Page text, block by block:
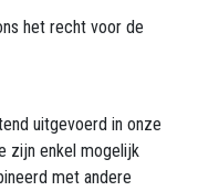
het recht voor de
uitgevoerd in onze
zijn enkel mogelijk
met andere